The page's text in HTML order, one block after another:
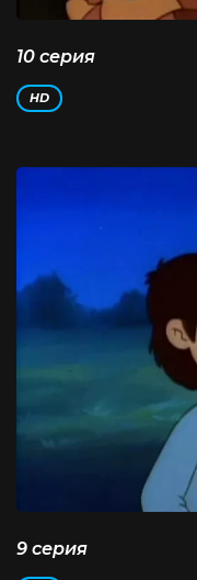
10 серия
HD
9 серия